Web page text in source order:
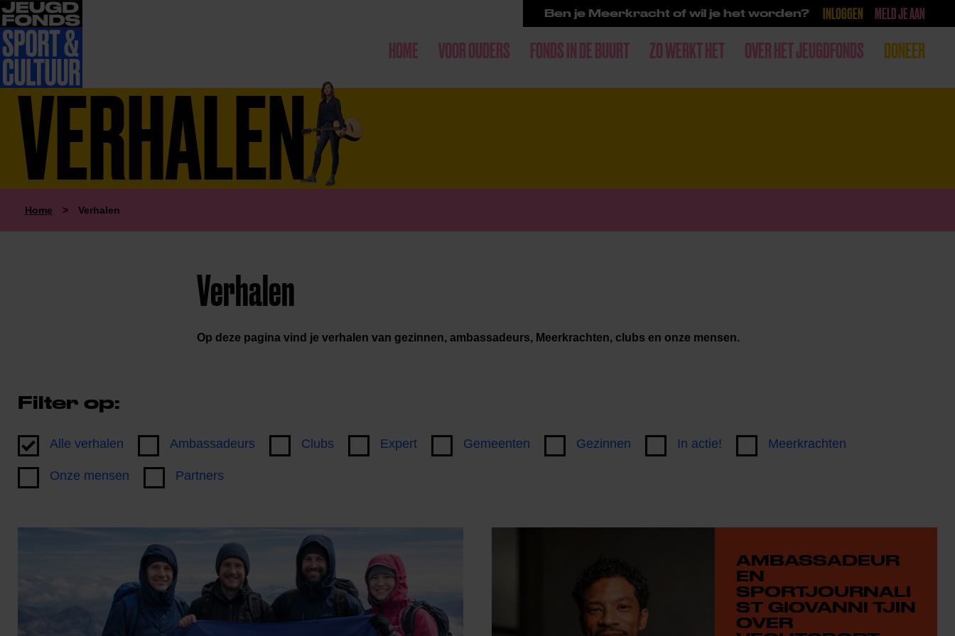
Ben je Meerkracht of wil je het worden? INLOGGEN MELD JE AAN
HOME VOOR OUDERS FONDS IN DE BUURT ZO WERKT HET OVER HET JEUGDFONDS DONEER
VERHALEN
Home > Verhalen
Verhalen
Op deze pagina vind je verhalen van gezinnen, ambassadeurs, Meerkrachten, clubs en onze mensen.
Filter op:
Alle verhalen Ambassadeurs Clubs Expert Gemeenten Gezinnen In actie! Meerkrachten
Onze mensen Partners
AMBASSADEUR
EN
SPORTJOURNALI
ST GIOVANNI TJIN
OVER